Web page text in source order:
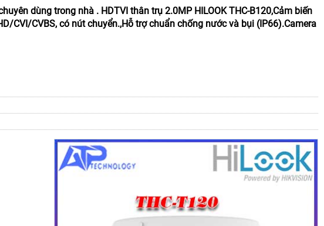
dùng trong nhà . HDTVI thân trụ 2.0MP HILOOK THC-B120,Cảm biến
CVI/CVBS, có nút chuyển.,Hỗ trợ chuẩn chống nước và bụi (IP66).Camera